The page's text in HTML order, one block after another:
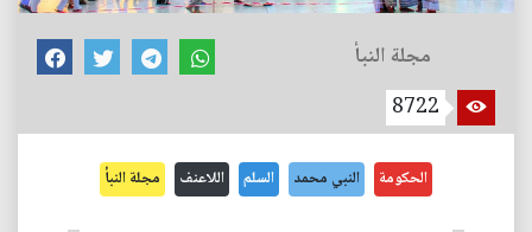
مجلة النبأ
8722
الحكومة النبي محمد السلم اللاعنف مجلة النبأ